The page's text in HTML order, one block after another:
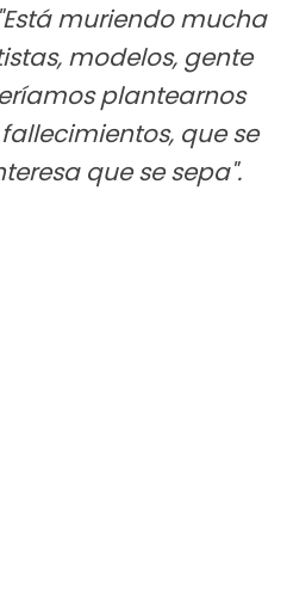
"Está muriendo mucha
modelos, gente
plantearnos
que se
que se sepa".